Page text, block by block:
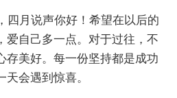
月说声你好！希望在以后的
爱自己多一点。对于过往，不
存美好。每一份坚持都是成功
会遇到惊喜。